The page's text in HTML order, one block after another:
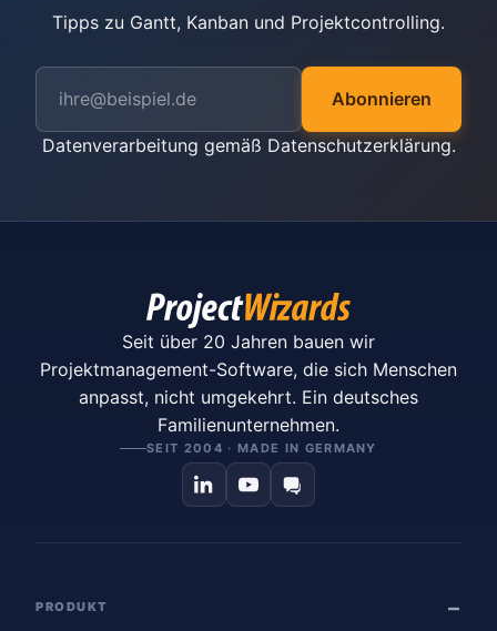
Tipps zu Gantt, Kanban und Projektcontrolling.
Abonnieren
Datenverarbeitung gemäß Datenschutzerklärung.
Seit über 20 Jahren bauen wir
Projektmanagement-Software, die sich Menschen
anpasst, nicht umgekehrt. Ein deutsches
Familienunternehmen.
SEIT 2004 · MADE IN GERMANY
PRODUKT